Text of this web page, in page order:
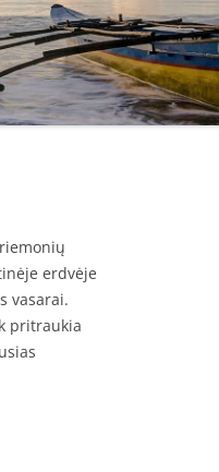
erdvėje
vasarai.
pritraukia